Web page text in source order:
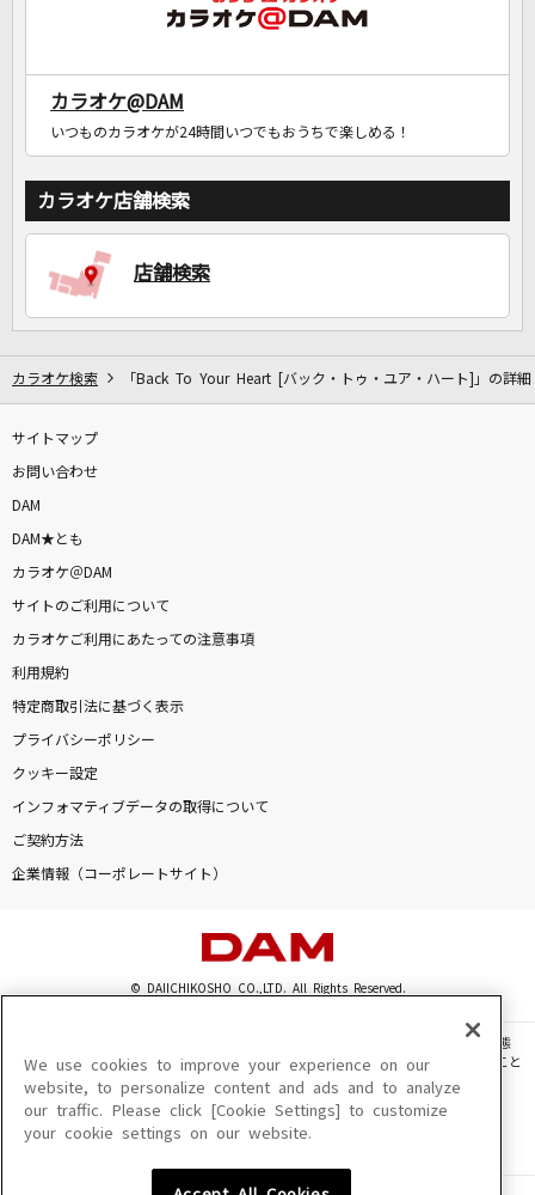
カラオケ@DAM
いつものカラオケが24時間いつでもおうちで楽しめる！
カラオケ店舗検索
店舗検索
カラオケ検索 「Back To Your Heart [バック・トゥ・ユア・ハート]」の詳細
サイトマップ
お問い合わせ
DAM
DAM★とも
カラオケ＠DAM
サイトのご利用について
カラオケご利用にあたっての注意事項
利用規約
特定商取引法に基づく表示
プライバシーポリシー
クッキー設定
インフォマティブデータの取得について
ご契約方法
企業情報（コーポレートサイト）
© DAIICHIKOSHO CO.,LTD. All Rights Reserved.
このサイトに掲載されている一切の文章・画像・写真・動画・音声等を、手段や形態
を問わず、著作権法の定める範囲を超えて無断で複製、転載、ファイル化などすること
を禁じます。
楽曲及びコンテンツは、機種によりご利用いただけない場合があります。
楽曲及びコンテンツの配信日、配信内容が変更になる場合があります。
We use cookies to improve your experience on our
website, to personalize content and ads and to analyze
our traffic. Please click [Cookie Settings] to customize
your cookie settings on our website.